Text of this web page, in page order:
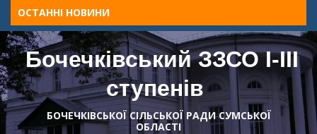
Skip
to
content
ОСТАННІ НОВИНИ
Бочечківський ЗЗСО І-ІІІ
ступенів
БОЧЕЧКІВСЬКОЇ СІЛЬСЬКОЇ РАДИ СУМСЬКОЇ
ОБЛАСТІ